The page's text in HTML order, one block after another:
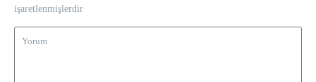
işaretlenmişlerdir